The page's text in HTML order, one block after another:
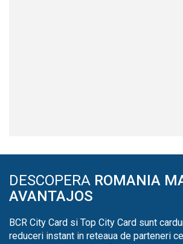
DESCOPERA ROMANIA
AVANTAJOS
BCR City Card si Top City Card sunt
reduceri instant in reteaua de parteneri